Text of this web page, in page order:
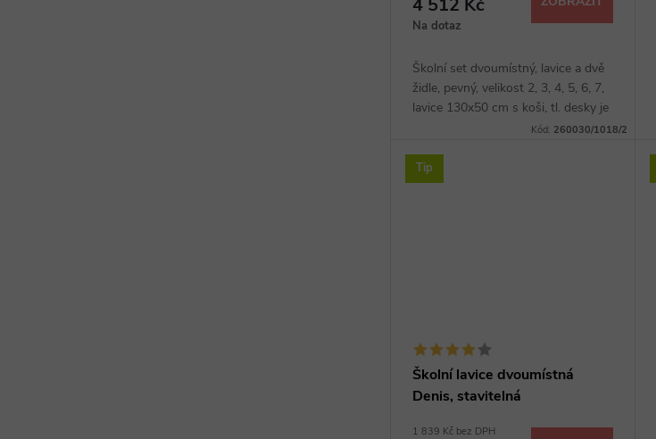
4 512 Kč
Na dotaz
Školní set dvoumístný, lavice a dvě
židle, pevný, velikost 2, 3, 4, 5, 6, 7,
lavice 130x50 cm s koši, tl. desky je
18 mm, rohy dle vašeho výběru,
Kód: 260030/1018/2
Tip
Školní lavice dvoumístná
Denis, stavitelná
1 839 Kč bez DPH